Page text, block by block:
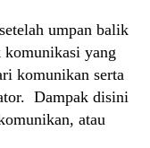
umpan balik
yang
komunikan serta
Dampak disini
atau